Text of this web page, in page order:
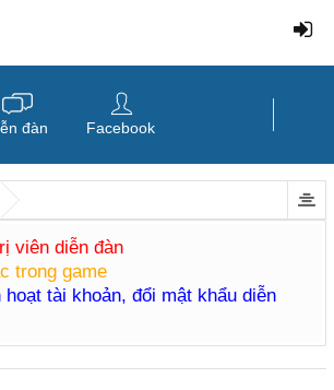
viên diễn đàn
trong game
tài khoản, đổi mật khẩu diễn
đàn Facebook